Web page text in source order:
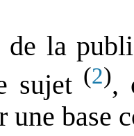
la
sujet (2),
une base